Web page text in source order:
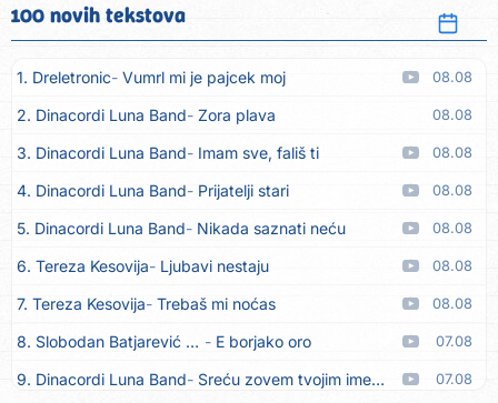
100 novih tekstova
1. Dreletronic Vumrl mi je pajcek moj 08.08
2. Dinacordi Luna Band Zora plava 08.08
3. Dinacordi Luna Band Imam sve, fališ ti 08.08
4. Dinacordi Luna Band Prijatelji stari 08.08
5. Dinacordi Luna Band Nikada saznati neću 08.08
6. Tereza Kesovija Ljubavi nestaju 08.08
7. Tereza Kesovija Trebaš mi noćas 08.08
8. Slobodan Batjarević Čobe E borjako oro 07.08
9. Dinacordi Luna Band Sreću zovem tvojim imenom (feat. Kristina Smetko) 07.08